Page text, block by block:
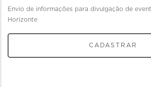
Envio de informações para divulgação de
Horizonte
CADASTRAR